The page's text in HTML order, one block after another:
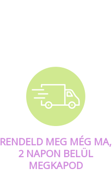
RENDELD MEG MÉG MA,
2 NAPON BELÜL
MEGKAPOD